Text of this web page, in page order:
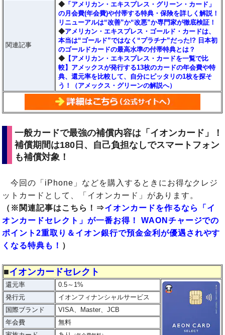
関連記事
◆ 「アメリカン・エキスプレス・グリーン・カード」
の月会費(年会費)や付帯する特典・保険を詳しく解説！
リニューアルは“改善”か“改悪”か専門家が徹底検証！
◆アメリカン・エキスプレス・ゴールド・カードは、
本当は“ゴールド”ではなく“プラチナ”だった!? 日本初
のゴールドカードの最高水準の付帯特典とは？
◆ 【アメリカン・エキスプレス・カードを一覧で比
較】アメックスが発行する13枚のカードの年会費や特
典、還元率を比較して、自分にピッタリの1枚を探そ
う！（アメックス・グリーンの解説へ）
一般カードで最強の補償内容は「イオンカード」！
補償期間は180日、自己負担なしでスマートフォン
も補償対象！
今回の「iPhone」などを購入するときにお得なクレジ
ットカードとして、「イオンカード」があります。
（※関連記事はこちら！⇒イオンカードを作るなら「イ
オンカードセレクト」が一番お得！ WAONチャージでの
ポイント2重取り＆イオン銀行で預金金利が優遇されやす
くなる特典も！ ）
■イオンカードセレクト
還元率
0.5～1%
発行元
イオンフィナンシャルサービス
国際ブランド
VISA、Master、JCB
年会費
無料